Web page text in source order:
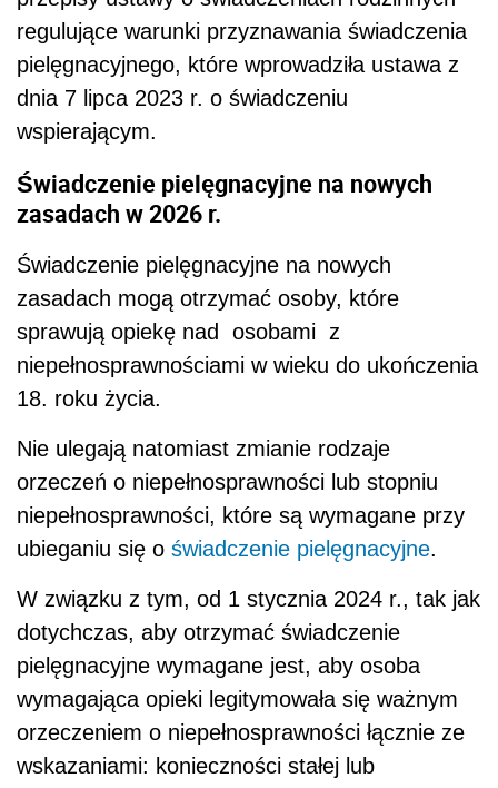
regulujące warunki przyznawania świadczenia
pielęgnacyjnego, które wprowadziła ustawa z
dnia 7 lipca 2023 r. o świadczeniu
wspierającym.
Świadczenie pielęgnacyjne na nowych
zasadach w 2026 r.
Świadczenie pielęgnacyjne na nowych
zasadach mogą otrzymać osoby, które
sprawują opiekę nad osobami z
niepełnosprawnościami w wieku do ukończenia
18. roku życia.
Nie ulegają natomiast zmianie rodzaje
orzeczeń o niepełnosprawności lub stopniu
niepełnosprawności, które są wymagane przy
ubieganiu się o świadczenie pielęgnacyjne.
W związku z tym, od 1 stycznia 2024 r., tak jak
dotychczas, aby otrzymać świadczenie
pielęgnacyjne wymagane jest, aby osoba
wymagająca opieki legitymowała się ważnym
orzeczeniem o niepełnosprawności łącznie ze
wskazaniami: konieczności stałej lub